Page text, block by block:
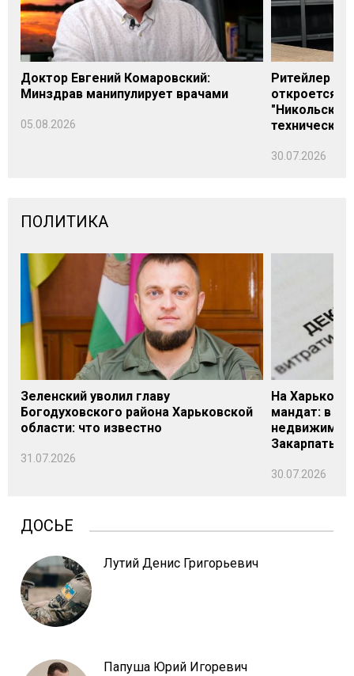
Доктор Евгений Комаровский:
Минздрав манипулирует врачами
05.08.2026
Ритейлер
откроется
технических
30.07.2026
ПОЛИТИКА
Зеленский уволил главу
Богодуховского района Харьковской
области: что известно
31.07.2026
На
мандат: в
Закарпатье
30.07.2026
ДОСЬЕ
Лутий Денис Григорьевич
Папуша Юрий Игоревич